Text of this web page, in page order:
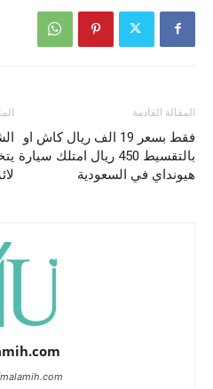
المقالة القادمة
فقط بسعر 19 الف ريال كاش او
بالتقسيط 450 ريال امتلك سيارة
هيونداي في السعودية